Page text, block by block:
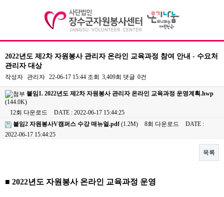
기관소개
이사장 인사말
센터장인사말
비전 및 연혁
찾아오시는길
2022년도 제2차 자원봉사 관리자 온라인 교육과정 참여 안내 - 수요처
관리자 대상
작성자 관리자 22-06-17 15:44 조회 3,409회 댓글 0건
붙임1. 2022년도 제2차 자원봉사 관리자 온라인 교육과정 운영계획.hwp
(144.0K)
12회 다운로드
DATE : 2022-06-17 15:44:25
붙임2 자원봉사V캠퍼스 수강 매뉴얼.pdf(1.2M) 8회 다운로드
DATE :
2022-06-17 15:44:25
목록
■ 2022년도 자원봉사 온라인 교육과정 운영